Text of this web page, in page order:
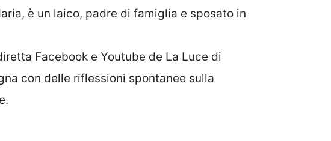
è un laico, padre di famiglia e sposato in
Facebook e Youtube de La Luce di
con delle riflessioni spontanee sulla